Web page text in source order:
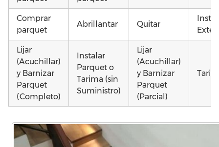
Comprar
parquet
Abrillantar Quitar
Lijar
(Acuchillar)
y Barnizar
Parquet
(Completo)
Instalar
Parquet o
Tarima (sin
Suministro)
Lijar
(Acuchillar)
y Barnizar
Parquet
(Parcial)
Instalar
parquet o
Colocar
parquet o
Colocar